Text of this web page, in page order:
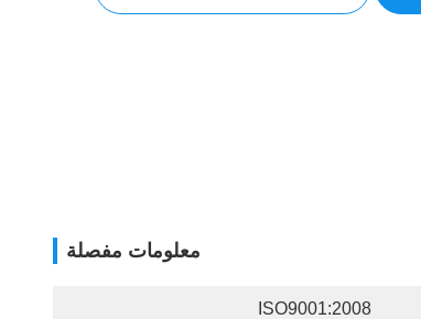
معلومات مفصلة
ISO9001:2008